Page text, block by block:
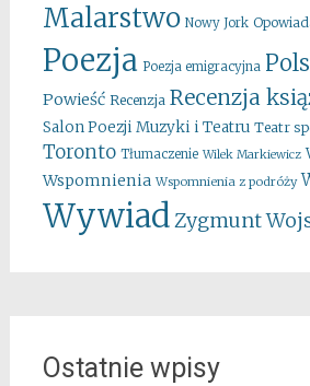
Malarstwo Nowy Jork
Poezja Poezja emigracyjna
Powieść Recenzja Recenzja
Salon Poezji Muzyki i Teatru Teatr
Toronto Tłumaczenie Wilek Markiewicz
Wspomnienia Wspomnienia z podróży
WywiadZygmunt
Ostatnie wpisy